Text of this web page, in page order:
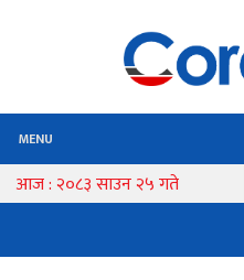
MENU
आज : २०८३ साउन २५ गते